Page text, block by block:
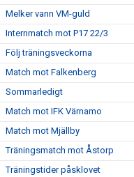
Melker vann VM-guld
Internmatch mot P17 22/3
Följ träningsveckorna
Match mot Falkenberg
Sommarledigt
Match mot IFK Värnamo
Match mot Mjällby
Träningsmatch mot Åstorp
Träningstider påsklovet